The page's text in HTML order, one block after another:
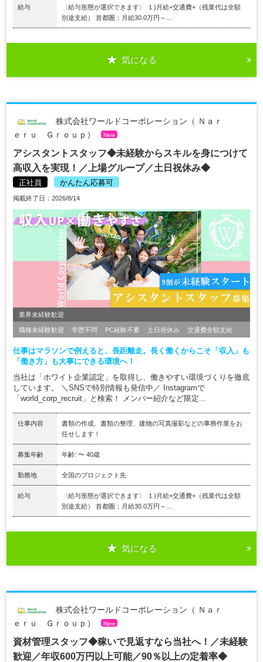
給与
〈給与形態が選択できます〉 １)月給+交通費+（残業代は全額
別途支給） 首都圏：月給30.0万円～...
気になる
株式会社ワールドコーポレーション（ Ｎａｒ
ｅｒｕ Ｇｒｏｕｐ）
New
アシスタントスタッフ◆未経験からスキルを身につけて
高収入を実現！／上場グループ／土日祝休み◆
正社員 かんたん応募可
掲載終了日：2026/8/14
業界未経験歓迎
職種未経験歓迎 学歴不問 PC経験不要 土日祝休み 交通費全額支給
仕事はマラソンで例えると、長距離走。長く働くからこそ「収入」も
「働き方」も大事にできる環境へ！
当社は「ホワイト企業認定」を取得し、働きやすい環境づくりを徹底
しています。 ＼SNSで特別情報も発信中／ Instagramで
「world_corp_recruit」と検索！ メンバー紹介など限定...
仕事内容
書類の作成、書類の整理、建物の写真撮影などの事務作業をお
任せします！
募集年齢 年齢: 〜 40歳
勤務地 全国のプロジェクト先
給与
〈給与形態が選択できます〉 １)月給+交通費+（残業代は全額
別途支給） 首都圏：月給30.0万円～...
気になる
株式会社ワールドコーポレーション（ Ｎａｒ
ｅｒｕ Ｇｒｏｕｐ）
New
資材管理スタッフ◆稼いで見返すなら当社へ！／未経験
歓迎／年収600万円以上可能／90％以上の定着率◆